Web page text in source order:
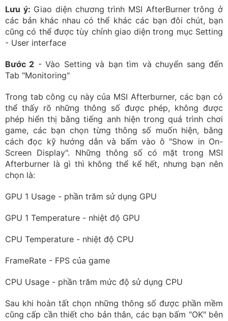
Lưu ý: Giao diện chương trình MSI AfterBurner trông ở
các bản khác nhau có thể khác các bạn đôi chút, bạn
cũng có thể được tùy chỉnh giao diện trong mục Setting
- User interface
Bước 2 - Vào Setting và bạn tìm và chuyển sang đến
Tab "Monitoring"
Trong tab công cụ này của MSI Afterburner, các bạn có
thể thấy rõ những thông số được phép, không được
phép hiển thị bằng tiếng anh hiện trong quá trình chơi
game, các bạn chọn từng thông số muốn hiện, bằng
cách đọc kỹ hướng dẫn và bấm vào ô "Show in On-
Screen Display". Những thông số có mặt trong MSI
Afterburner là gì thì không thể kể hết, nhưng bạn nên
chọn là:
GPU 1 Usage - phần trăm sử dụng GPU
GPU 1 Temperature - nhiệt độ GPU
CPU Temperature - nhiệt độ CPU
FrameRate - FPS của game
CPU Usage - phần trăm mức độ sử dụng CPU
Sau khi hoàn tất chọn những thông số được phần mềm
cũng cấp cần thiết cho bản thân, các bạn bấm "OK" bên